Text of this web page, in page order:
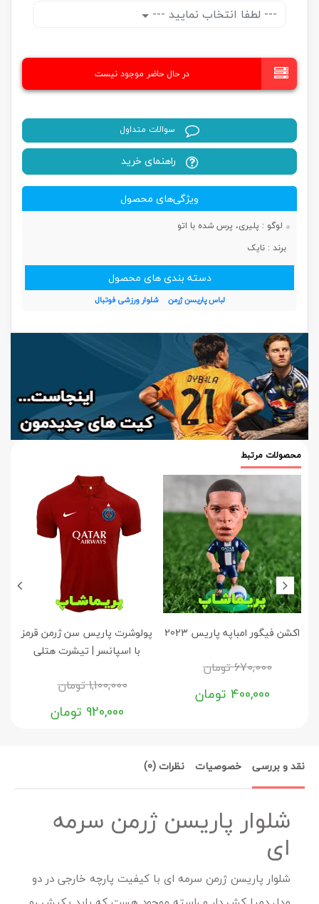
--- لطفا انتخاب نمایید ---
در حال حاضر موجود نیست
سوالات متداول
راهنمای خرید
ویژگی‌های محصول
لوگو : پلیری، پرس شده با اتو
برند : نایک
دسته بندی های محصول
لباس پاریسن ژرمن شلوار ورزشی فوتبال
محصولات مرتبط
اکشن فیگور امباپه پاریس 2023
670,000تومان
400,000 تومان
پولوشرت پاریس سن ژرمن قرمز
با اسپانسر | تیشرت هتلی
1,100,000تومان
920,000 تومان
نقد و بررسی خصوصیات نظرات (0)
شلوار پاریسن ژرمن سرمه
ای
شلوار پاریسن ژرمن سرمه ای با کیفیت پارچه خارجی در دو